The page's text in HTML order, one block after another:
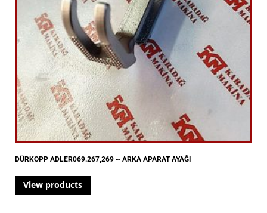
DÜRKOPP ADLER069.267,269 ~ ARKA APARAT AYAĞI
View products